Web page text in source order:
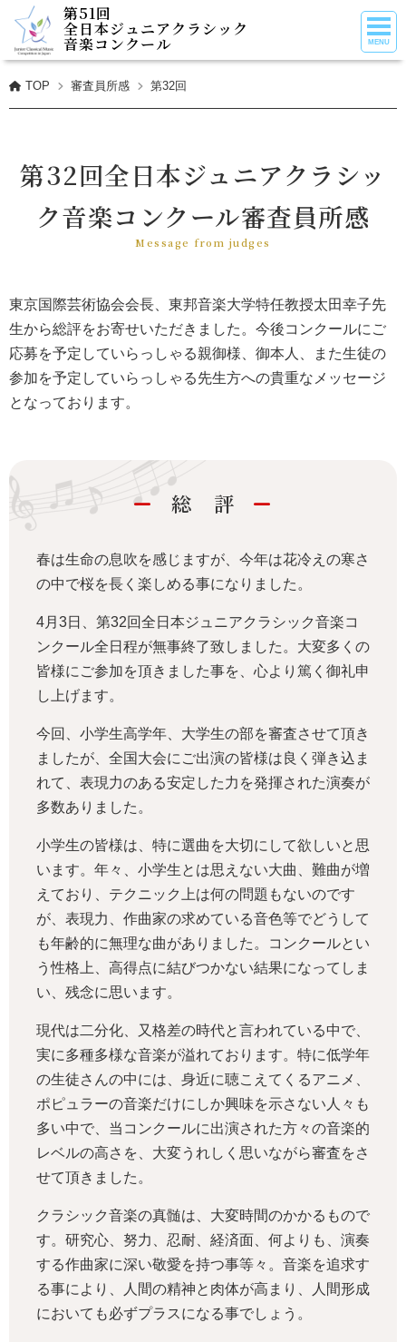
第51回
全日本ジュニアクラシック
音楽コンクール
TOP 審査員所感 第32回
第32回全日本ジュニアクラシッ
ク音楽コンクール審査員所感
Message from judges
東京国際芸術協会会長、東邦音楽大学特任教授太田幸子先
生から総評をお寄せいただきました。今後コンクールにご
応募を予定していらっしゃる親御様、御本人、また生徒の
参加を予定していらっしゃる先生方への貴重なメッセージ
となっております。
総 評
春は生命の息吹を感じますが、今年は花冷えの寒さ
の中で桜を長く楽しめる事になりました。
4月3日、第32回全日本ジュニアクラシック音楽コ
ンクール全日程が無事終了致しました。大変多くの
皆様にご参加を頂きました事を、心より篤く御礼申
し上げます。
今回、小学生高学年、大学生の部を審査させて頂き
ましたが、全国大会にご出演の皆様は良く弾き込ま
れて、表現力のある安定した力を発揮された演奏が
多数ありました。
小学生の皆様は、特に選曲を大切にして欲しいと思
います。年々、小学生とは思えない大曲、難曲が増
えており、テクニック上は何の問題もないのです
が、表現力、作曲家の求めている音色等でどうして
も年齢的に無理な曲がありました。コンクールとい
う性格上、高得点に結びつかない結果になってしま
い、残念に思います。
現代は二分化、又格差の時代と言われている中で、
実に多種多様な音楽が溢れております。特に低学年
の生徒さんの中には、身近に聴こえてくるアニメ、
ポピュラーの音楽だけにしか興味を示さない人々も
多い中で、当コンクールに出演された方々の音楽的
レベルの高さを、大変うれしく思いながら審査をさ
せて頂きました。
クラシック音楽の真髄は、大変時間のかかるもので
す。研究心、努力、忍耐、経済面、何よりも、演奏
する作曲家に深い敬愛を持つ事等々。音楽を追求す
る事により、人間の精神と肉体が高まり、人間形成
においても必ずプラスになる事でしょう。